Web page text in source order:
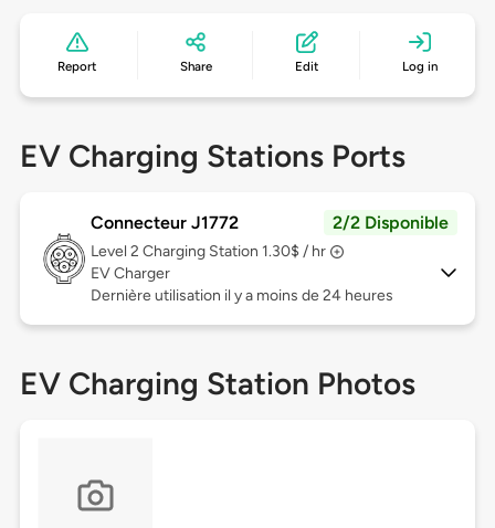
Report Share Edit Log in
EV Charging Stations Ports
Connecteur J1772 2/2 Disponible
Level 2 Charging Station 1.30$ / hr
EV Charger
Dernière utilisation il y a moins de 24 heures
EV Charging Station Photos